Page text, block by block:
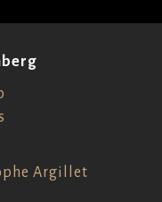
Argillet